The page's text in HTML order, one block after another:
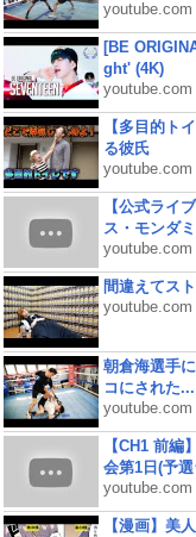
youtube.com
[BE
ght' (4K)
youtube.com
【多目的ト
る彼氏
youtube.com
【公式ライ
ス・モンダ
youtube.com
間違えてス
youtube.com
朝倉海選手
コにされた...
youtube.com
【CH1 前編
会第1日(予
youtube.com
【漫画】美